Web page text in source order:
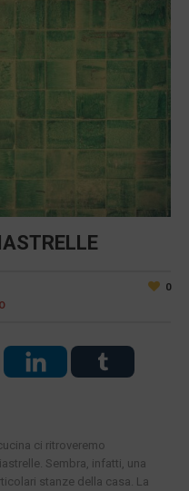
0
ci ritroveremo
Sembra, infatti, una
stanze della casa. La